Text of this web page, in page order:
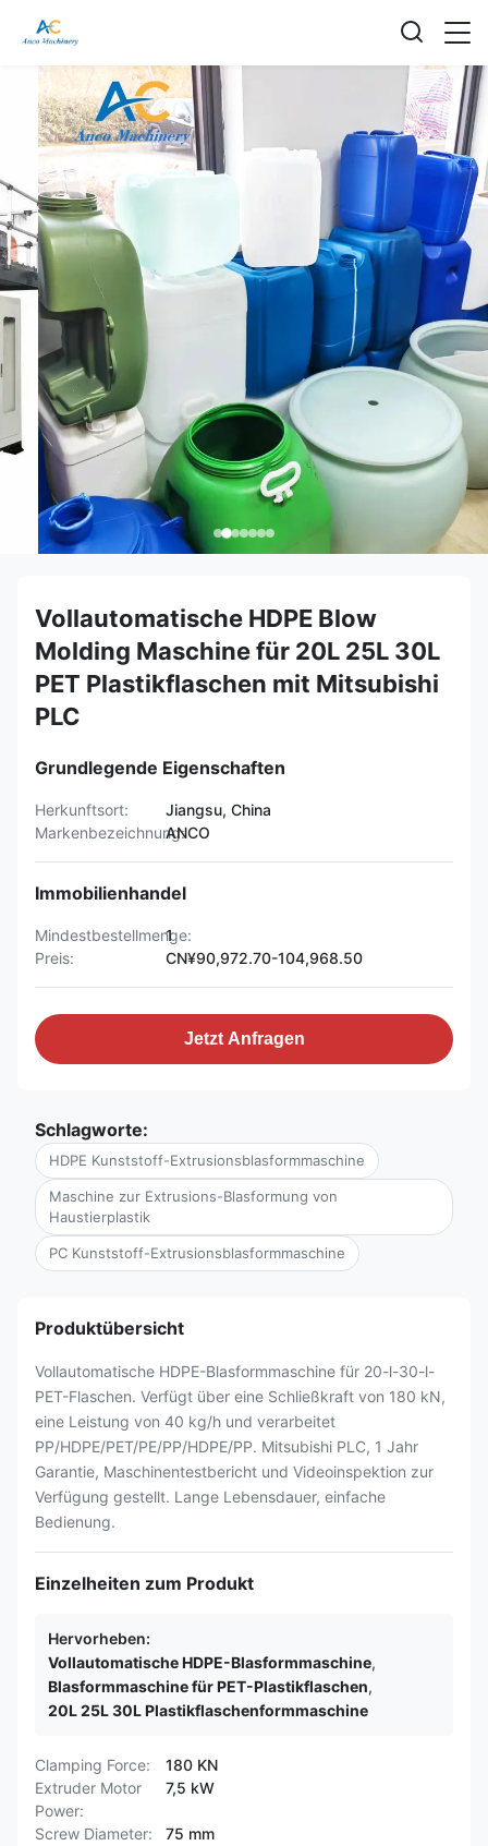
Vollautomatische HDPE Blow
Molding Maschine für 20L 25L 30L
PET Plastikflaschen mit Mitsubishi
PLC
Grundlegende Eigenschaften
Herkunftsort:
Jiangsu, China
Markenbezeichnung:ANCO
Immobilienhandel
Mindestbestellmenge:
1
Preis:
CN¥90,972.70-104,968.50
Jetzt Anfragen
Schlagworte:
HDPE Kunststoff-Extrusionsblasformmaschine
Maschine zur Extrusions-Blasformung von
Haustierplastik
PC Kunststoff-Extrusionsblasformmaschine
Produktübersicht
Vollautomatische HDPE-Blasformmaschine für 20-l-30-l-
PET-Flaschen. Verfügt über eine Schließkraft von 180 kN,
eine Leistung von 40 kg/h und verarbeitet
PP/HDPE/PET/PE/PP/HDPE/PP. Mitsubishi PLC, 1 Jahr
Garantie, Maschinentestbericht und Videoinspektion zur
Verfügung gestellt. Lange Lebensdauer, einfache
Bedienung.
Einzelheiten zum Produkt
Hervorheben:
Vollautomatische HDPE-Blasformmaschine,
Blasformmaschine für PET-Plastikflaschen,
20L 25L 30L Plastikflaschenformmaschine
Clamping Force:
180 KN
Extruder Motor
Power:
7,5 kW
Screw Diameter:
75 mm